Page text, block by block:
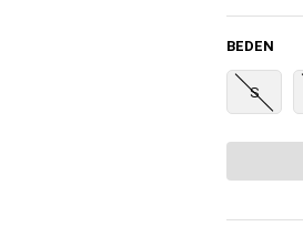
BEDEN
S